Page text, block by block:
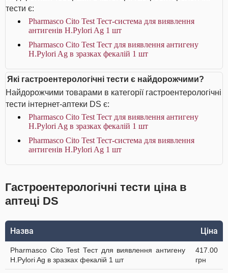
тести є:
Pharmasco Cito Test Тест-система для виявлення
антигенів Н.Pylori Ag 1 шт
Pharmasco Cito Test Тест для виявлення антигену
Н.Pylori Ag в зразках фекалій 1 шт
Які гастроентерологічні тести є найдорожчими?
Найдорожчими товарами в категорії гастроентерологічні
тести інтернет-аптеки DS є:
Pharmasco Cito Test Тест для виявлення антигену
Н.Pylori Ag в зразках фекалій 1 шт
Pharmasco Cito Test Тест-система для виявлення
антигенів Н.Pylori Ag 1 шт
Гастроентерологічні тести ціна в
аптеці DS
Назва Ціна
Pharmasco Cito Test Тест для виявлення антигену
Н.Pylori Ag в зразках фекалій 1 шт
417.00
грн